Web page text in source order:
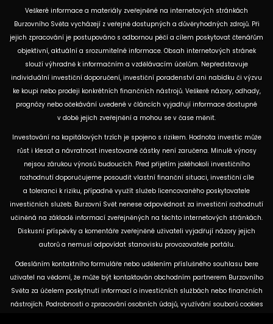
Veškeré informace a materiály zveřejněné na internetových stránkách
Burzovního Světa vycházejí z veřejně dostupných a důvěryhodných zdrojů. Při
jejich zpracování je postupováno s odbornou péčí a cílem poskytovat čtenářům
objektivní, aktuální a srozumitelné informace. Obsah internetových stránek
slouží výhradně k informačním a vzdělávacím účelům. Nepředstavuje
individuální investiční doporučení, investiční poradenství ani nabídku či výzvu
ke koupi nebo prodeji konkrétních finančních nástrojů. Veškeré názory, odhady,
prognózy nebo očekávání uvedené v článcích vyjadřují informace dostupné
v době jejich zveřejnění a mohou se v čase měnit.
Investování na kapitálových trzích je spojeno s rizikem. Hodnota investic může
růst i klesat a návratnost investované částky není zaručena. Minulé výnosy
nejsou zárukou výnosů budoucích. Před přijetím jakéhokoli investičního
rozhodnutí doporučujeme posoudit vlastní finanční situaci, investiční cíle
a toleranci k riziku, případně využít služeb licencovaného poskytovatele
investičních služeb. Burzovní Svět nenese odpovědnost za investiční rozhodnutí
učiněná na základě informací zveřejněných na těchto internetových stránkách.
Diskusní příspěvky a komentáře zveřejněné uživateli vyjadřují názory jejich
autorů a nemusí odpovídat stanovisku provozovatele portálu.
Odesláním kontaktního formuláře nebo udělením příslušného souhlasu bere
uživatel na vědomí, že může být kontaktován obchodním partnerem Burzovního
Světa za účelem poskytnutí informací o investičních službách nebo finančních
nástrojích. Podrobnosti o zpracování osobních údajů, využívání souborů cookies